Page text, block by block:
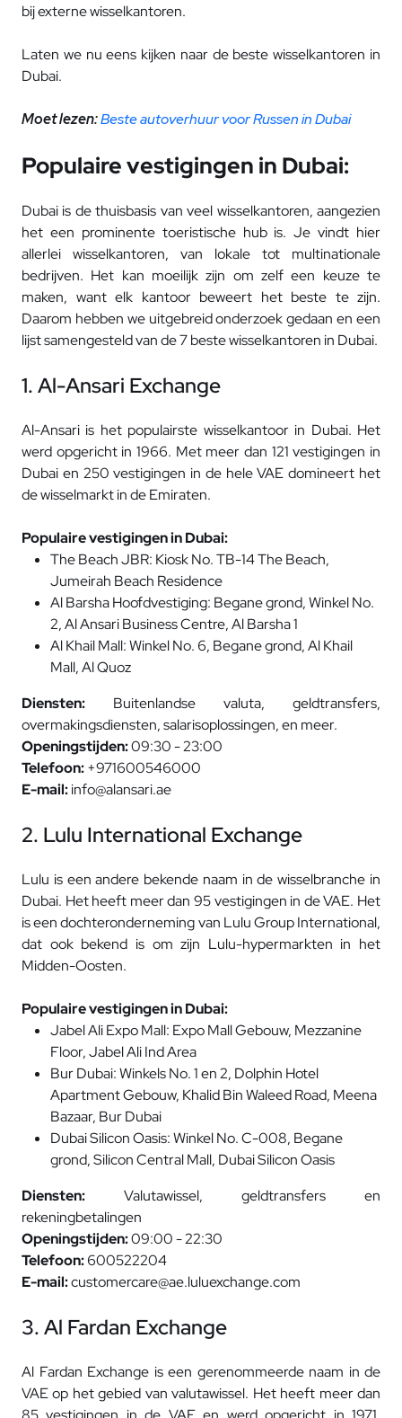
bij externe wisselkantoren.
Laten we nu eens kijken naar de beste wisselkantoren in
Dubai.
Moet lezen:Beste autoverhuur voor Russen in Dubai
Populaire vestigingen in Dubai:
Dubai is de thuisbasis van veel wisselkantoren, aangezien
het een prominente toeristische hub is. Je vindt hier
allerlei wisselkantoren, van lokale tot multinationale
bedrijven. Het kan moeilijk zijn om zelf een keuze te
maken, want elk kantoor beweert het beste te zijn.
Daarom hebben we uitgebreid onderzoek gedaan en een
lijst samengesteld van de 7 beste wisselkantoren in Dubai.
1. Al-Ansari Exchange
Al-Ansari is het populairste wisselkantoor in Dubai. Het
werd opgericht in 1966. Met meer dan 121 vestigingen in
Dubai en 250 vestigingen in de hele VAE domineert het
de wisselmarkt in de Emiraten.
Populaire vestigingen in Dubai:
The Beach JBR: Kiosk No. TB-14 The Beach,
Jumeirah Beach Residence
Al Barsha Hoofdvestiging: Begane grond, Winkel No.
2, Al Ansari Business Centre, Al Barsha 1
Al Khail Mall: Winkel No. 6, Begane grond, Al Khail
Mall, Al Quoz
Diensten: Buitenlandse valuta, geldtransfers,
overmakingsdiensten, salarisoplossingen, en meer.
Openingstijden:09:30 - 23:00
Telefoon:+971600546000
E-mail:info@alansari.ae
2. Lulu International Exchange
Lulu is een andere bekende naam in de wisselbranche in
Dubai. Het heeft meer dan 95 vestigingen in de VAE. Het
is een dochteronderneming van Lulu Group International,
dat ook bekend is om zijn Lulu-hypermarkten in het
Midden-Oosten.
Populaire vestigingen in Dubai:
Jabel Ali Expo Mall: Expo Mall Gebouw, Mezzanine
Floor, Jabel Ali Ind Area
Bur Dubai: Winkels No. 1 en 2, Dolphin Hotel
Apartment Gebouw, Khalid Bin Waleed Road, Meena
Bazaar, Bur Dubai
Dubai Silicon Oasis: Winkel No. C-008, Begane
grond, Silicon Central Mall, Dubai Silicon Oasis
Diensten: Valutawissel, geldtransfers en
rekeningbetalingen
Openingstijden:09:00 - 22:30
Telefoon:600522204
E-mail:customercare@ae.luluexchange.com
3. Al Fardan Exchange
Al Fardan Exchange is een gerenommeerde naam in de
VAE op het gebied van valutawissel. Het heeft meer dan